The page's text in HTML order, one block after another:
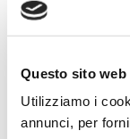
Questo sito
Utilizziamo i
annunci, per
crescente
proprie
palinsesto in